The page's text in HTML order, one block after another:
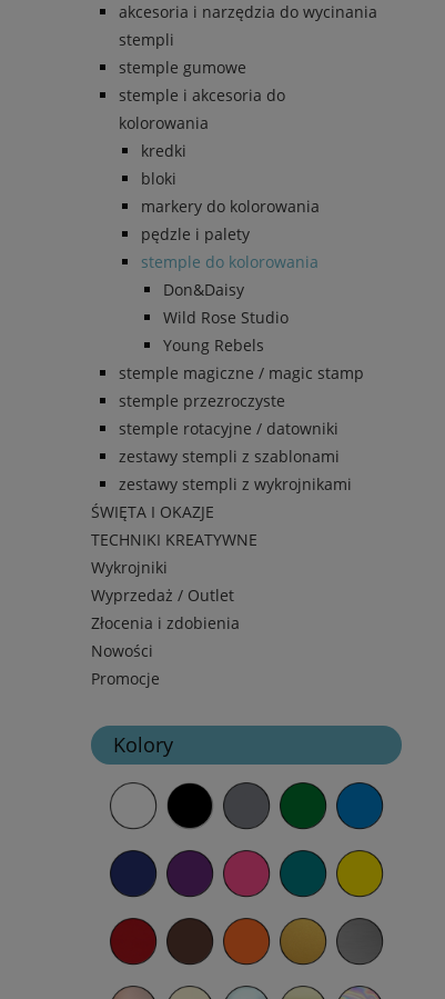
akcesoria i narzędzia do wycinania
stempli
stemple gumowe
stemple i akcesoria do
kolorowania
kredki
bloki
markery do kolorowania
pędzle i palety
stemple do kolorowania
Don&Daisy
Wild Rose Studio
Young Rebels
stemple magiczne / magic stamp
stemple przezroczyste
stemple rotacyjne / datowniki
zestawy stempli z szablonami
zestawy stempli z wykrojnikami
ŚWIĘTA I OKAZJE
TECHNIKI KREATYWNE
Wykrojniki
Wyprzedaż / Outlet
Złocenia i zdobienia
Nowości
Promocje
Kolory